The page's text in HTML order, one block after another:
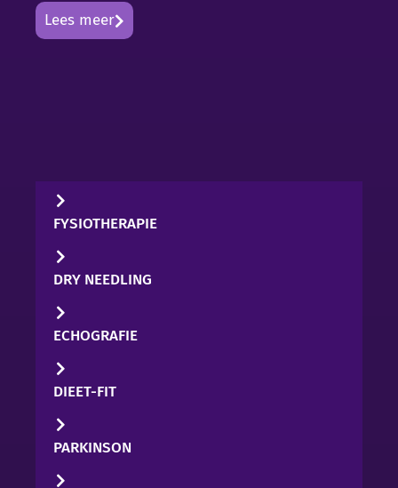
Lees meer
FYSIOTHERAPIE
DRY NEEDLING
ECHOGRAFIE
DIEET-FIT
PARKINSON